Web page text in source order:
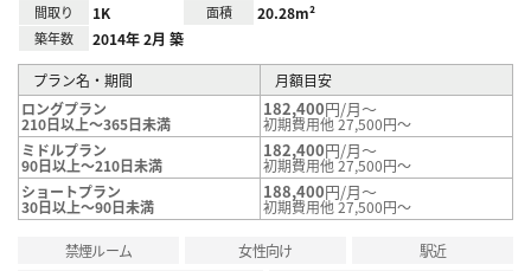
間取り 1K 面積 20.28m²
築年数 2014年 2月 築
プラン名・期間
月額目安
ロングプラン
210日以上～365日未満
182,400円/月～
初期費用他 27,500円～
ミドルプラン
90日以上～210日未満
182,400円/月～
初期費用他 27,500円～
ショートプラン
30日以上～90日未満
188,400円/月～
初期費用他 27,500円～
禁煙ルーム 女性向け
駅近